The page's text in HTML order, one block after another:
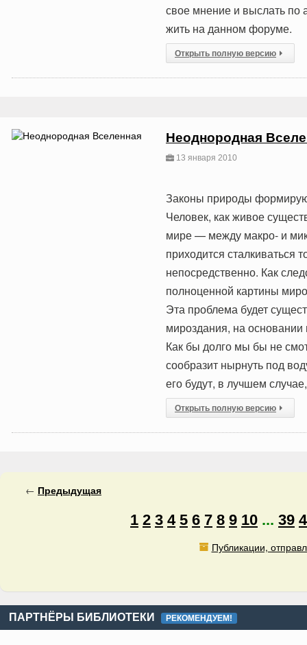
свое мнение и выслать по
жить на данном форуме.
Открыть полную версию
Неоднородная
13 января 2010
Законы природы
Человек, как живое
мире — между макро- и
приходится сталкиваться
непосредственно. Как
полноценной картины
Эта проблема будет
мироздания, на
Как бы долго мы бы не
сообразит нырнуть под
его будут, в лучшем
Открыть полную версию
← Предыдущая
1 2 3 4 5 6 7 8 9 10 ... 39
Публикации,
ПАРТНЁРЫ БИБЛИОТЕКИ РЕКОМЕНДУЕМ!